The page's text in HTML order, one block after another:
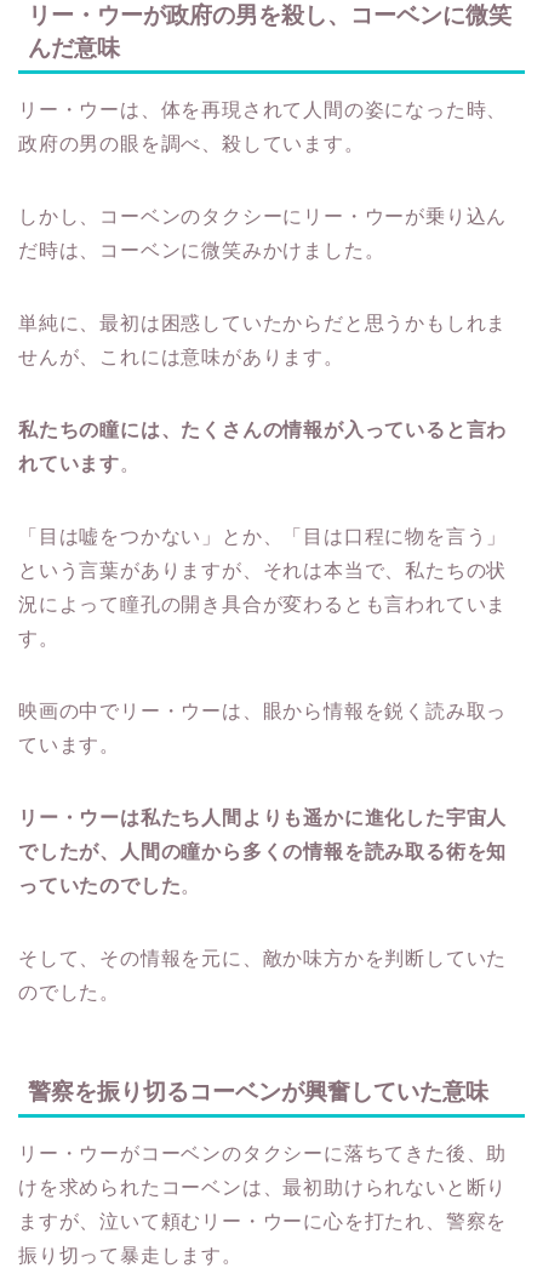
リー・ウーが政府の男を殺し、コーベンに微笑
んだ意味
リー・ウーは、体を再現されて人間の姿になった時、
政府の男の眼を調べ、殺しています。
しかし、コーベンのタクシーにリー・ウーが乗り込ん
だ時は、コーベンに微笑みかけました。
単純に、最初は困惑していたからだと思うかもしれま
せんが、これには意味があります。
私たちの瞳には、たくさんの情報が入っていると言わ
れています。
「目は嘘をつかない」とか、「目は口程に物を言う」
という言葉がありますが、それは本当で、私たちの状
況によって瞳孔の開き具合が変わるとも言われていま
す。
映画の中でリー・ウーは、眼から情報を鋭く読み取っ
ています。
リー・ウーは私たち人間よりも遥かに進化した宇宙人
でしたが、人間の瞳から多くの情報を読み取る術を知
っていたのでした。
そして、その情報を元に、敵か味方かを判断していた
のでした。
警察を振り切るコーベンが興奮していた意味
リー・ウーがコーベンのタクシーに落ちてきた後、助
けを求められたコーベンは、最初助けられないと断り
ますが、泣いて頼むリー・ウーに心を打たれ、警察を
振り切って暴走します。